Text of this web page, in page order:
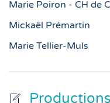
Marie Poiron - CH de
Mickaël Prémartin
Marie Tellier-Muls
Productions